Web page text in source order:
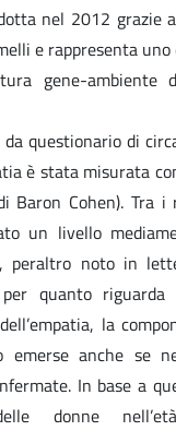
nel 2012 grazie
e rappresenta
gene-ambiente
questionario di
è stata misurata
Baron Cohen). Tra
un livello
peraltro noto in
quanto riguarda
la
emerse anche se
In base a
donne